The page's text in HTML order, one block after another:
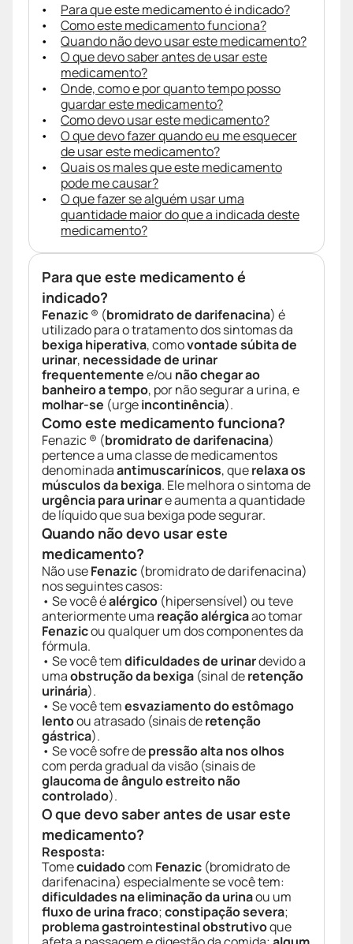
Para que este medicamento é indicado?
Como este medicamento funciona?
Quando não devo usar este medicamento?
O que devo saber antes de usar este
medicamento?
Onde, como e por quanto tempo posso
guardar este medicamento?
Como devo usar este medicamento?
O que devo fazer quando eu me esquecer
de usar este medicamento?
Quais os males que este medicamento
pode me causar?
O que fazer se alguém usar uma
quantidade maior do que a indicada deste
medicamento?
Para que este medicamento é
indicado?
Fenazic® (bromidrato de darifenacina) é
utilizado para o tratamento dos sintomas da
bexiga hiperativa, comovontade súbita de
urinar, necessidade de urinar
frequentementee/ou não chegar ao
banheiro a tempo, por não segurar a urina, e
molhar-se (urgeincontinência).
Como este medicamento funciona?
Fenazic ® (bromidrato de darifenacina)
pertence a uma classe de medicamentos
denominadaantimuscarínicos, querelaxa os
músculos da bexiga. Ele melhora o sintoma de
urgência para urinare aumenta a quantidade
de líquido que sua bexiga pode segurar.
Quando não devo usar este
medicamento?
Não useFenazic (bromidrato de darifenacina)
nos seguintes casos:
• Se você éalérgico (hipersensível) ou teve
anteriormente uma reação alérgicaao tomar
Fenazicou qualquer um dos componentes da
fórmula.
• Se você temdificuldades de urinardevido a
umaobstrução da bexiga (sinal deretenção
urinária).
• Se você temesvaziamento do estômago
lentoou atrasado (sinais deretenção
gástrica).
• Se você sofre depressão alta nos olhos
com perda gradual da visão (sinais de
glaucoma de ângulo estreito não
controlado).
O que devo saber antes de usar este
medicamento?
Resposta:
Tomecuidadocom Fenazic (bromidrato de
darifenacina) especialmente se você tem:
dificuldades na eliminação da urinaou um
fluxo de urina fraco;constipação severa;
problema gastrointestinal obstrutivoque